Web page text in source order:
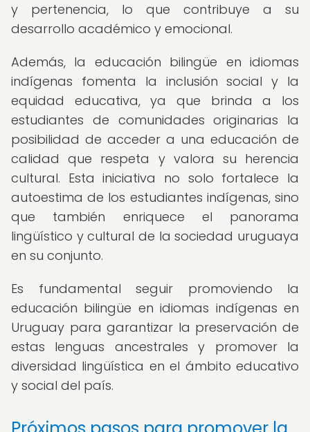
y pertenencia, lo que contribuye a su
desarrollo académico y emocional.
Además, la educación bilingüe en idiomas
indígenas fomenta la inclusión social y la
equidad educativa, ya que brinda a los
estudiantes de comunidades originarias la
posibilidad de acceder a una educación de
calidad que respeta y valora su herencia
cultural. Esta iniciativa no solo fortalece la
autoestima de los estudiantes indígenas, sino
que también enriquece el panorama
lingüístico y cultural de la sociedad uruguaya
en su conjunto.
Es fundamental seguir promoviendo la
educación bilingüe en idiomas indígenas en
Uruguay para garantizar la preservación de
estas lenguas ancestrales y promover la
diversidad lingüística en el ámbito educativo
y social del país.